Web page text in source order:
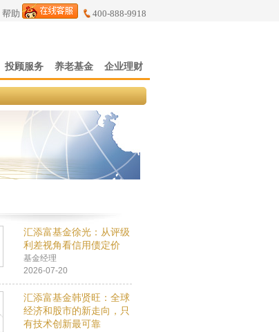
帮助 400-888-9918
投顾服务 养老基金 企业理财
汇添富基金徐光：从评级
利差视角看信用债定价
基金经理
2026-07-20
汇添富基金韩贤旺：全球
经济和股市的新走向，只
有技术创新最可靠